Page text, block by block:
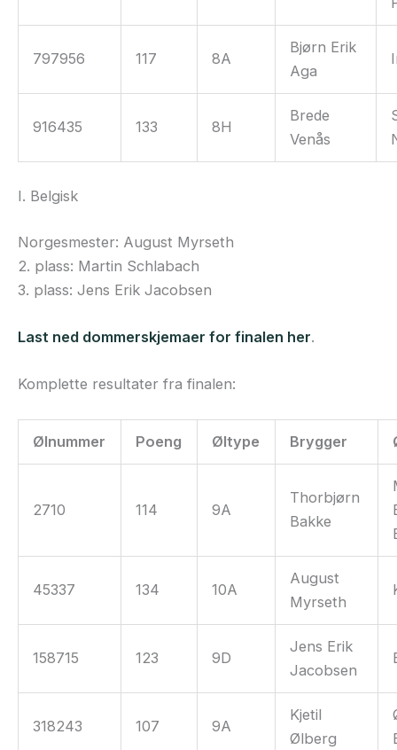
797956 117 8A
Bjørn Erik
Aga
916435 133 8H
Brede
Venås
I. Belgisk
Norgesmester: August Myrseth
2. plass: Martin Schlabach
3. plass: Jens Erik Jacobsen
Last ned dommerskjemaer for finalen her.
Komplette resultater fra finalen:
Ølnummer Poeng Øltype Brygger
2710 114 9A
Thorbjørn
Bakke
45337 134 10A
August
Myrseth
158715 123 9D
Jens Erik
Jacobsen
318243 107 9A
Kjetil
Ølberg